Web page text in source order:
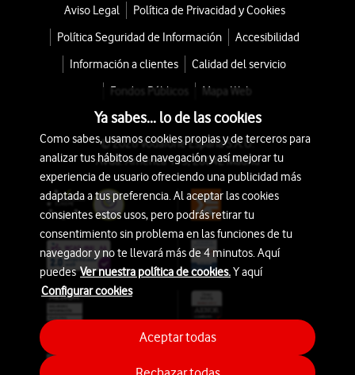
Aviso Legal
Política de Privacidad y Cookies
Política Seguridad de Información
Accesibilidad
Información a clientes
Calidad del servicio
Fondos Públicos
Mapa Web
© 2026 Vodafone España S.A.U.
Avda. América 115, 28042 Madrid
Ya sabes... lo de las cookies
Como sabes, usamos cookies propias y de terceros para
analizar tus hábitos de navegación y así mejorar tu
experiencia de usuario ofreciendo una publicidad más
adaptada a tus preferencia. Al aceptar las cookies
consientes estos usos, pero podrás retirar tu
consentimiento sin problema en las funciones de tu
navegador y no te llevará más de 4 minutos. Aquí
puedesVer nuestra política de cookies.Y aquí
Configurar cookies
Aceptar todas